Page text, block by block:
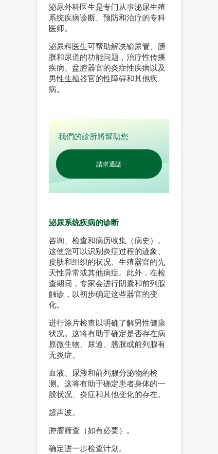
泌尿外科医生是专门从事泌尿生殖
系统疾病诊断、预防和治疗的专科
医师。
泌尿科医生可帮助解决输尿管、膀
胱和尿道的功能问题，治疗性传播
疾病、盆腔器官的炎症性疾病以及
男性生殖器官的性障碍和其他疾
病。
我們的診所將幫助您
請求通話
泌尿系统疾病的诊断
咨询、检查和病历收集（病史）。
这使您可以识别炎症过程的迹象、
皮肤和组织的状况、生殖器官的先
天性异常或其他病症。此外，在检
查期间，专家会进行阴囊和前列腺
触诊，以初步确定这些器官的变
化。
进行涂片检查以明确了解男性健康
状况。这将有助于确定是否存在病
原微生物、尿道、膀胱或前列腺有
无炎症。
血液、尿液和前列腺分泌物的检
测。这将有助于确定患者身体的一
般状况、炎症和其他变化的存在。
超声波。
肿瘤筛查（如有必要）。
确定进一步检查计划。